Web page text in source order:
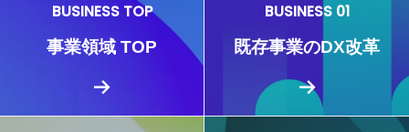
BUSINESS TOP
事業領域 TOP
BUSINESS 01
既存事業のDX改革